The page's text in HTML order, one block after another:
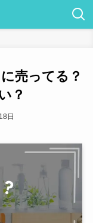
売ってる？
？
日